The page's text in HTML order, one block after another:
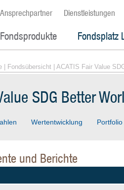
Ansprechpartner Dienstleistungen
Fondsprodukte Fondsplatz
Fondsübersicht | ACATIS Fair Value
SDG Better
Wertentwicklung Portfolio
und Berichte